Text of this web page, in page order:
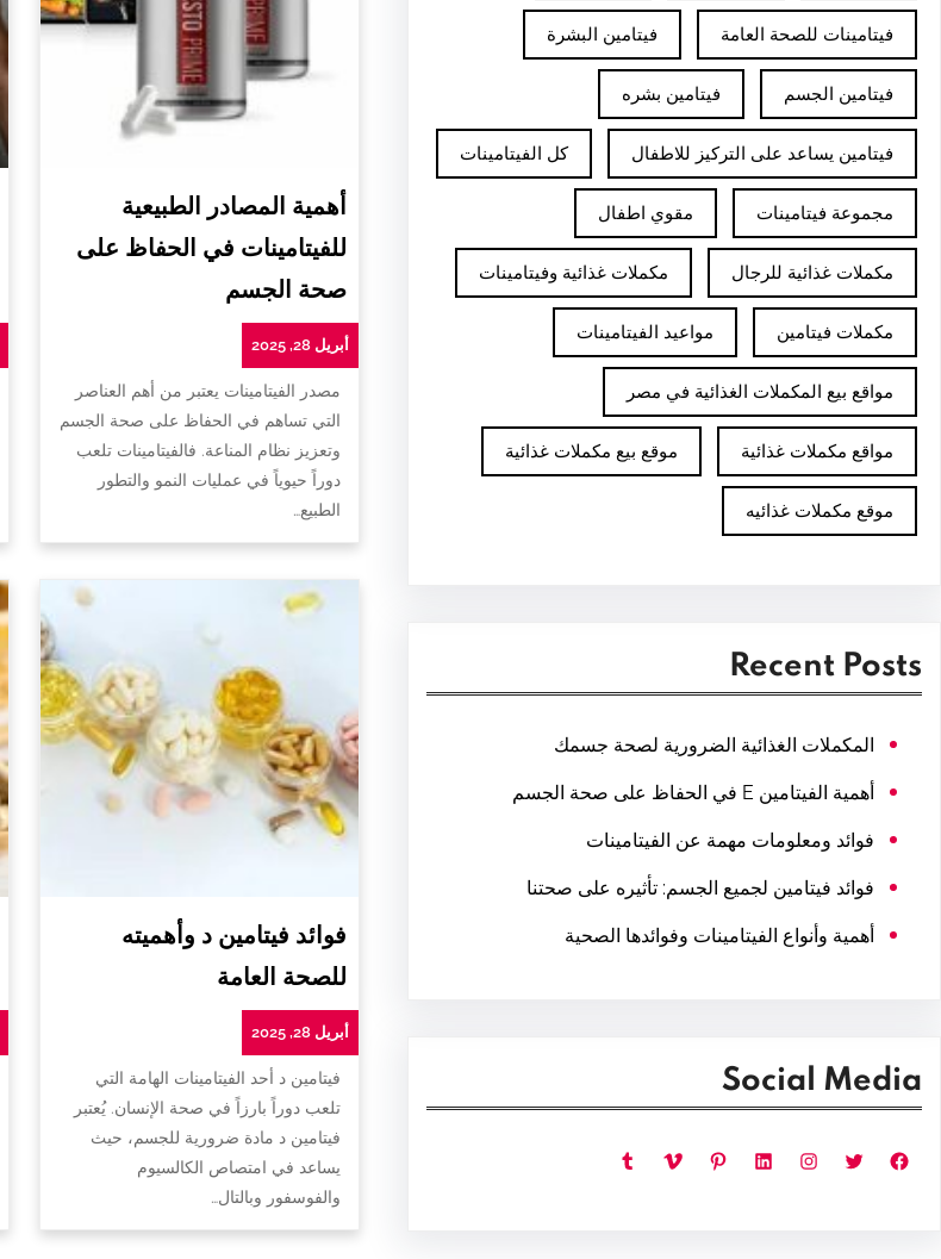
فيتامينات للصحة العامة فيتامين البشرة
فيتامين الجسم فيتامين بشره
فيتامين يساعد على التركيز للاطفال كل الفيتامينات
مجموعة فيتامينات مقوي اطفال
مكملات غذائية للرجال مكملات غذائية وفيتامينات
مكملات فيتامين مواعيد الفيتامينات
مواقع بيع المكملات الغذائية في مصر
مواقع مكملات غذائية موقع بيع مكملات غذائية
موقع مكملات غذائيه
Recent Posts
المكملات الغذائية الضرورية لصحة جسمك
أهمية الفيتامين E في الحفاظ على صحة الجسم
فوائد ومعلومات مهمة عن الفيتامينات
فوائد فيتامين لجميع الجسم: تأثيره على صحتنا
أهمية وأنواع الفيتامينات وفوائدها الصحية
Social Media
فيسبوك تويتر إنستجرام لينكد إن بينتريست فيميو تمبلر
أهمية المصادر الطبيعية
للفيتامينات في الحفاظ على
صحة الجسم
أبريل 28, 2025
مصدر الفيتامينات يعتبر من أهم العناصر
التي تساهم في الحفاظ على صحة الجسم
وتعزيز نظام المناعة. فالفيتامينات تلعب
دوراً حيوياً في عمليات النمو والتطور
الطبيع…
فوائد فيتامين د وأهميته
للصحة العامة
أبريل 28, 2025
فيتامين د أحد الفيتامينات الهامة التي
تلعب دوراً بارزاً في صحة الإنسان. يُعتبر
فيتامين د مادة ضرورية للجسم، حيث
يساعد في امتصاص الكالسيوم
والفوسفور وبالتال…